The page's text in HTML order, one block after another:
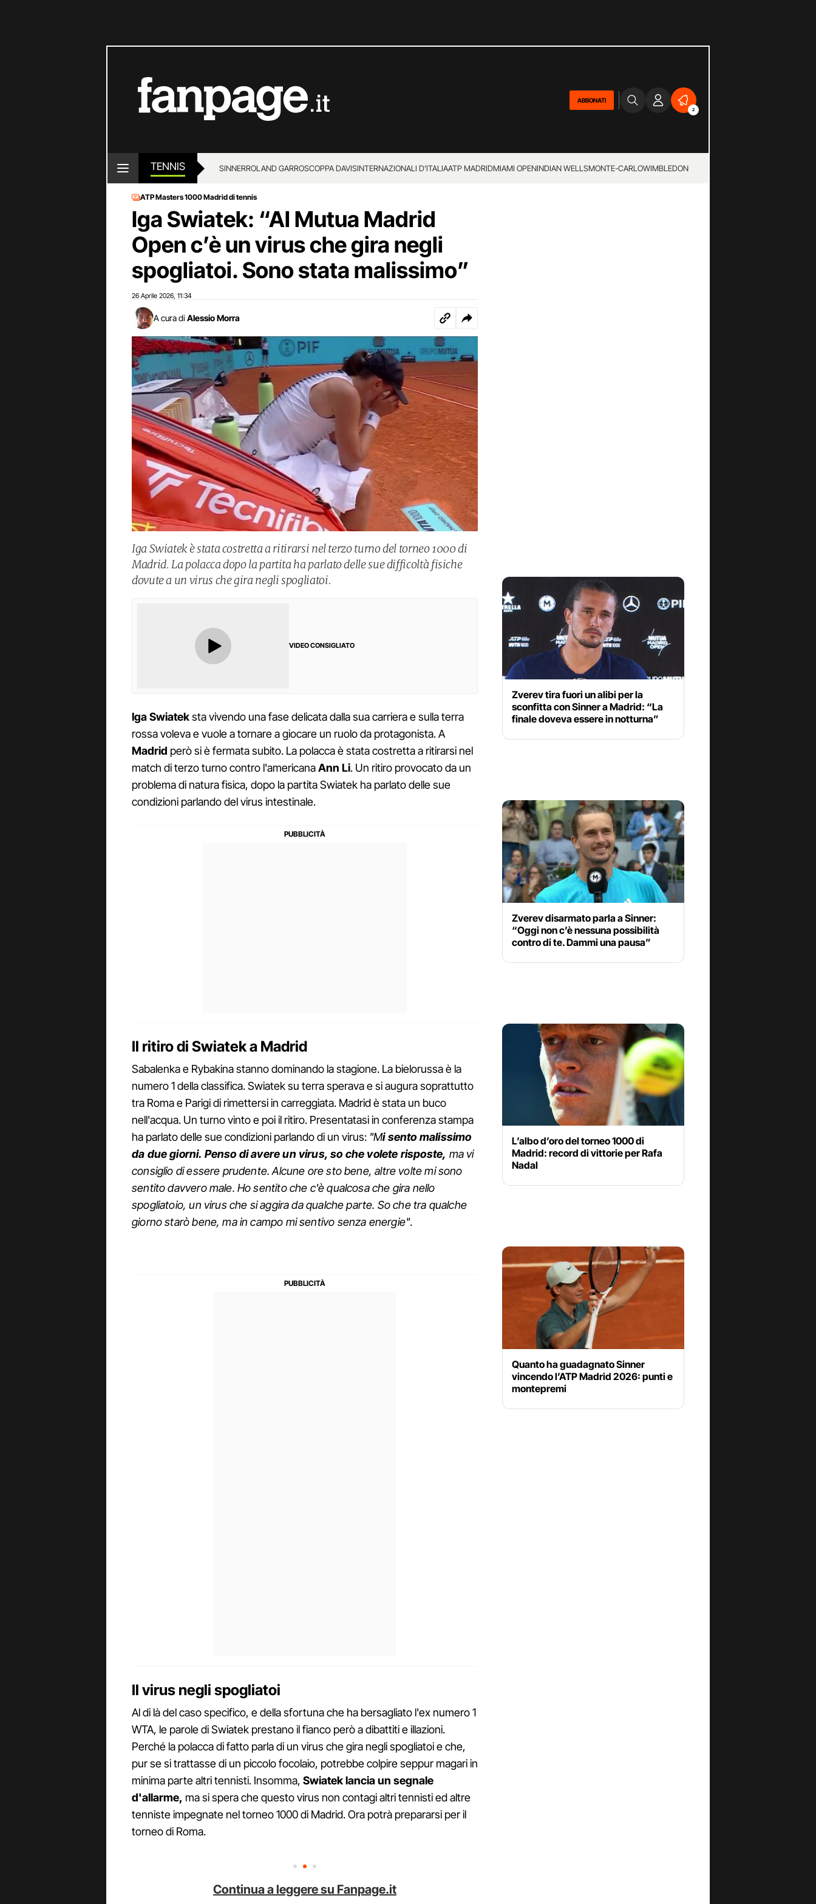
ABBONATI
2
TENNIS SINNERROLAND GARROSCOPPA DAVISINTERNAZIONALI D’ITALIAATP MADRIDMIAMI OPENINDIAN WELLSMONTE-CARLOWIMBLEDON
ATP Masters 1000 Madrid di tennis
Iga Swiatek: “Al Mutua Madrid
Open c’è un virus che gira negli
spogliatoi. Sono stata malissimo”
26 Aprile 2026 11:34
A cura di Alessio Morra
Iga Swiatek è stata costretta a ritirarsi nel terzo turno del torneo 1000 di
Madrid. La polacca dopo la partita ha parlato delle sue difficoltà fisiche
dovute a un virus che gira negli spogliatoi.
VIDEO CONSIGLIATO
Iga Swiateksta vivendo una fase delicata dalla sua carriera e sulla terra
rossa voleva e vuole a tornare a giocare un ruolo da protagonista. A
Madrid però si è fermata subito. La polacca è stata costretta a ritirarsi nel
match di terzo turno contro l'americanaAnn Li. Un ritiro provocato da un
problema di natura fisica, dopo la partita Swiatek ha parlato delle sue
condizioni parlando del virus intestinale.
Il ritiro di Swiatek a Madrid
Sabalenka e Rybakina stanno dominando la stagione. La bielorussa è la
numero 1 della classifica. Swiatek su terra sperava e si augura soprattutto
tra Roma e Parigi di rimettersi in carreggiata. Madrid è stata un buco
nell'acqua. Un turno vinto e poi il ritiro. Presentatasi in conferenza stampa
ha parlato delle sue condizioni parlando di un virus: "Mi sento malissimo
da due giorni. Penso di avere un virus, so che volete risposte, ma vi
consiglio di essere prudente. Alcune ore sto bene, altre volte mi sono
sentito davvero male. Ho sentito che c'è qualcosa che gira nello
spogliatoio, un virus che si aggira da qualche parte. So che tra qualche
giorno starò bene, ma in campo mi sentivo senza energie".
Il virus negli spogliatoi
Al di là del caso specifico, e della sfortuna che ha bersagliato l'ex numero 1
WTA, le parole di Swiatek prestano il fianco però a dibattiti e illazioni.
Perché la polacca di fatto parla di un virus che gira negli spogliatoi e che,
pur se si trattasse di un piccolo focolaio, potrebbe colpire seppur magari in
minima parte altri tennisti. Insomma, Swiatek lancia un segnale
d'allarme, ma si spera che questo virus non contagi altri tennisti ed altre
tenniste impegnate nel torneo 1000 di Madrid. Ora potrà prepararsi per il
torneo di Roma.
Continua a leggere su Fanpage.it
Zverev tira fuori un alibi per la
sconfitta con Sinner a Madrid: “La
finale doveva essere in notturna”
Zverev disarmato parla a Sinner:
“Oggi non c’è nessuna possibilità
contro di te. Dammi una pausa”
L’albo d’oro del torneo 1000 di
Madrid: record di vittorie per Rafa
Nadal
Quanto ha guadagnato Sinner
vincendo l’ATP Madrid 2026: punti e
montepremi